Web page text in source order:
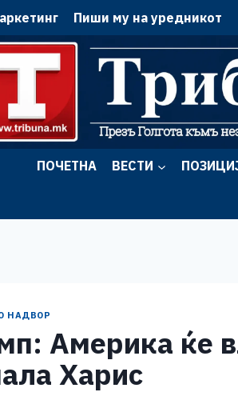
Пиши му на уредникот
ПОЧЕТНА ВЕСТИ
НАДВОР
Америка ќе
Харис